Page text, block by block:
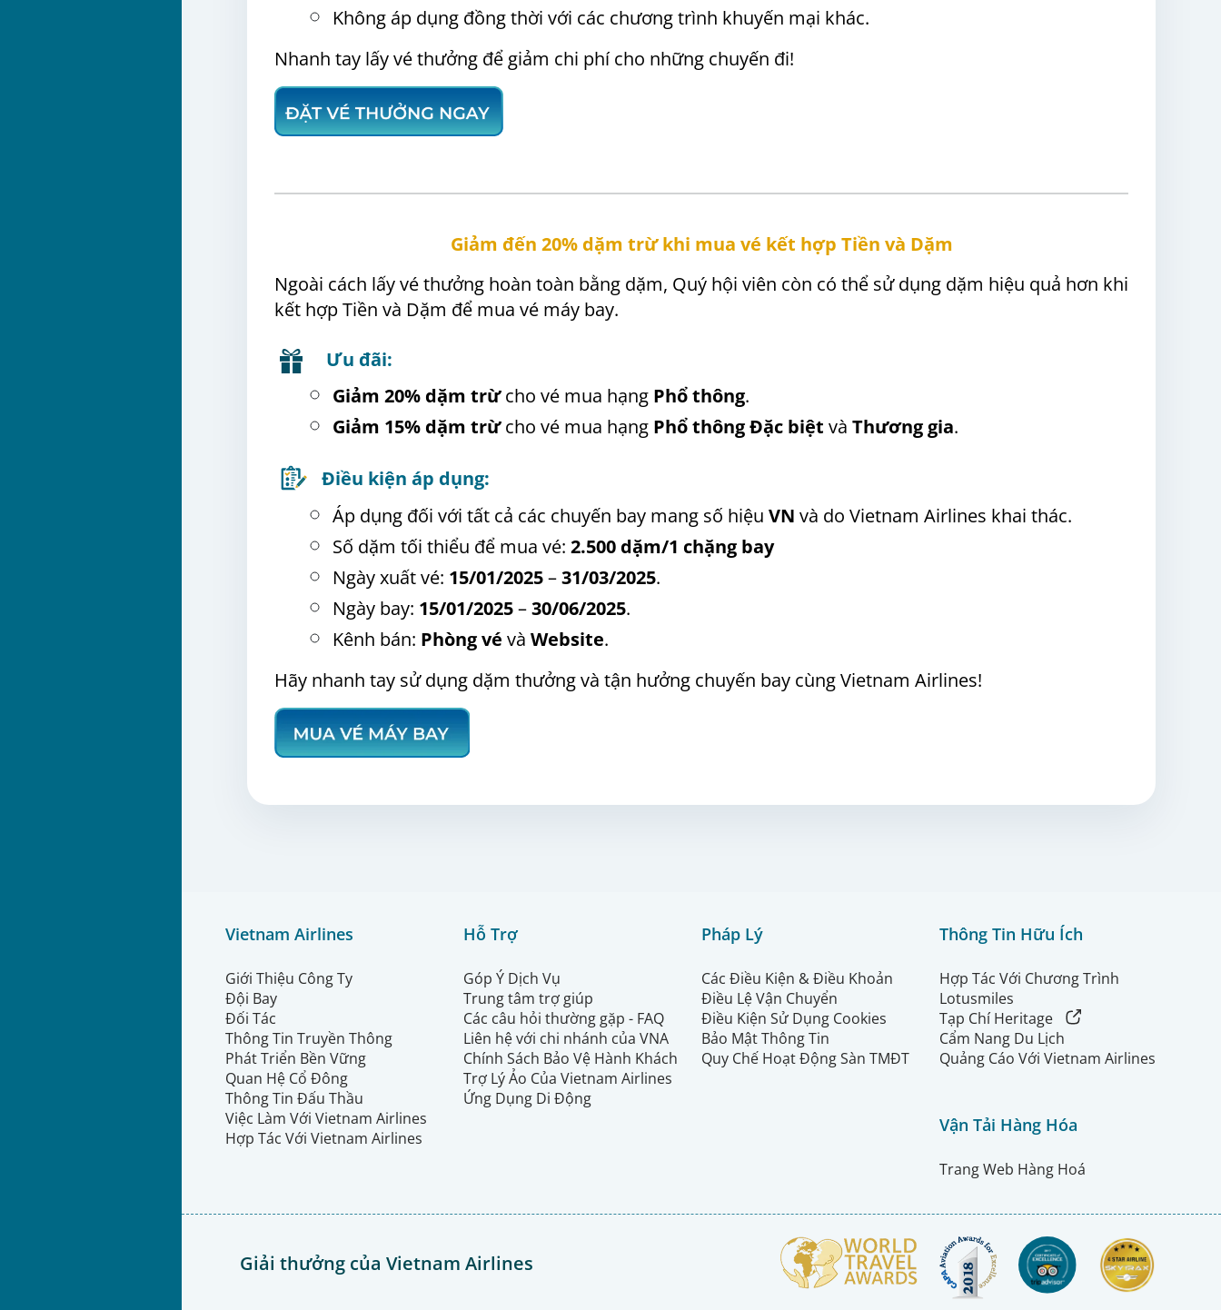
Không áp dụng đồng thời với các chương trình khuyến mại khác.
Nhanh tay lấy vé thưởng để giảm chi phí cho những chuyến đi!
Giảm đến 20% dặm trừ khi mua vé kết hợp Tiền và Dặm
Ngoài cách lấy vé thưởng hoàn toàn bằng dặm, Quý hội viên còn có thể sử dụng dặm hiệu quả hơn khi
kết hợp Tiền và Dặm để mua vé máy bay.
Ưu đãi:
Giảm 20% dặm trừcho vé mua hạng Phổ thông.
Giảm 15% dặm trừcho vé mua hạng Phổ thông Đặc biệt và Thương gia.
Điều kiện áp dụng:
Áp dụng đối với tất cả các chuyến bay mang số hiệu VN và do Vietnam Airlines khai thác.
Số dặm tối thiểu để mua vé: 2.500 dặm/1 chặng bay
Ngày xuất vé: 15/01/2025–31/03/2025.
Ngày bay: 15/01/2025–30/06/2025.
Kênh bán: Phòng vé và Website.
Hãy nhanh tay sử dụng dặm thưởng và tận hưởng chuyến bay cùng Vietnam Airlines!
Vietnam Airlines
Giới Thiệu Công Ty
Đội Bay
Đối Tác
Thông Tin Truyền Thông
Phát Triển Bền Vững
Quan Hệ Cổ Đông
Thông Tin Đấu Thầu
Việc Làm Với Vietnam Airlines
Hợp Tác Với Vietnam Airlines
Hỗ Trợ
Góp Ý Dịch Vụ
Trung tâm trợ giúp
Các câu hỏi thường gặp - FAQ
Liên hệ với chi nhánh của VNA
Chính Sách Bảo Vệ Hành Khách
Trợ Lý Ảo Của Vietnam Airlines
Ứng Dụng Di Động
Pháp Lý
Các Điều Kiện & Điều Khoản
Điều Lệ Vận Chuyển
Điều Kiện Sử Dụng Cookies
Bảo Mật Thông Tin
Quy Chế Hoạt Động Sàn TMĐT
Thông Tin Hữu Ích
Hợp Tác Với Chương Trình
Lotusmiles
Tạp Chí Heritage
Cẩm Nang Du Lịch
Quảng Cáo Với Vietnam Airlines
Vận Tải Hàng Hóa
Trang Web Hàng Hoá
Giải thưởng của Vietnam Airlines